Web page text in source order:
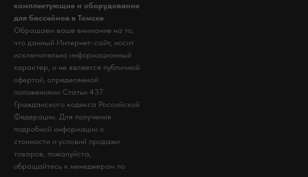
комплектующие и оборудование
для бассейнов в Томске
Обращаем ваше внимание на то,
что данный Интернет-сайт, носит
исключительно информационный
характер, и не является публичной
офертой, определяемой
положениями Статьи 437
Гражданского кодекса Российской
Федерации. Для получения
подробной информации о
стоимости и условий продажи
товаров, пожалуйста,
обращайтесь к менеджерам по